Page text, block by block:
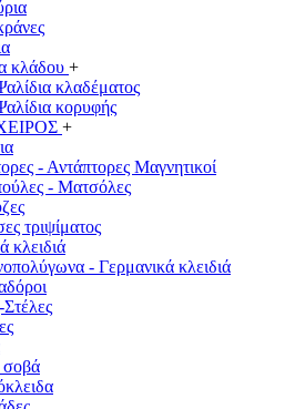
κλάδου +
κλαδέματος
κορυφής
+
- Αντάπτορες Μαγνητικοί
- Ματσόλες
τριψίματος
κλειδιά
- Γερμανικά κλειδιά
σοβά